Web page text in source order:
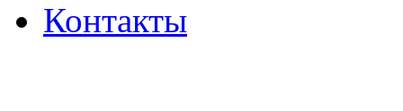
Контакты